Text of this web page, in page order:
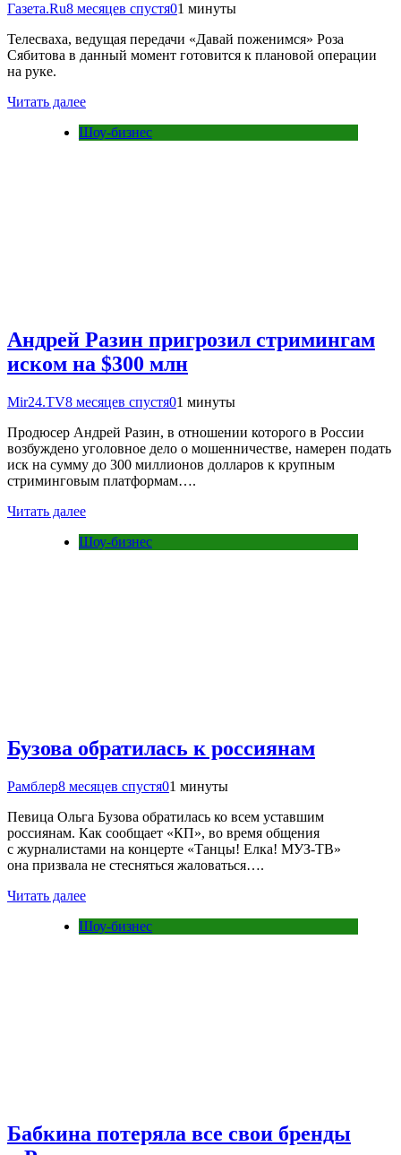
Газета.Ru8 месяцев спустя01 минуты
Телесваха, ведущая передачи «Давай поженимся» Роза
Сябитова в данный момент готовится к плановой операции
на руке.
Читать далее
Шоу-бизнес
Андрей Разин пригрозил стримингам
иском на $300 млн
Mir24.TV8 месяцев спустя01 минуты
Продюсер Андрей Разин, в отношении которого в России
возбуждено уголовное дело о мошенничестве, намерен подать
иск на сумму до 300 миллионов долларов к крупным
стриминговым платформам….
Читать далее
Шоу-бизнес
Бузова обратилась к россиянам
Рамблер8 месяцев спустя01 минуты
Певица Ольга Бузова обратилась ко всем уставшим
россиянам. Как сообщает «КП», во время общения
с журналистами на концерте «Танцы! Елка! МУЗ-ТВ»
она призвала не стесняться жаловаться….
Читать далее
Шоу-бизнес
Бабкина потеряла все свои бренды